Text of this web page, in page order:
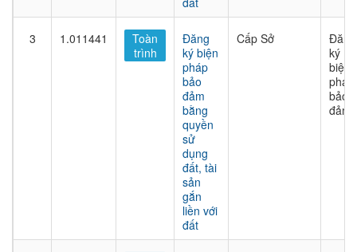
3 1.011441
Toàn
trình
Đăng
ký biện
pháp
bảo
đảm
bằng
quyền
sử
dụng
đất, tài
sản
gắn
liền với
đất
Cấp Sở
Đăng
ký
biện
pháp
bảo
đảm